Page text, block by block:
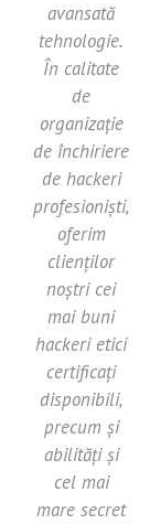
avansată
tehnologie.
În calitate
de
organizație
de închiriere
de hackeri
profesioniști,
oferim
clienților
noștri cei
mai buni
hackeri etici
certificați
disponibili,
precum și
abilități și
cel mai
mare secret